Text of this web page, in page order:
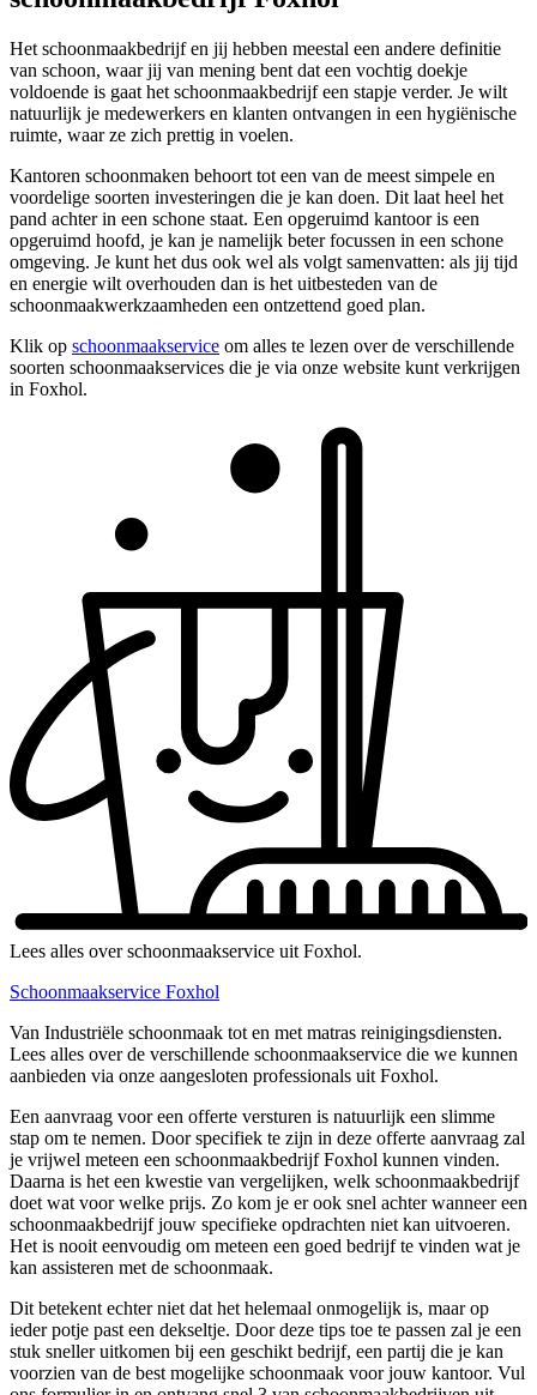
Het schoonmaakbedrijf en jij hebben meestal een andere definitie
van schoon, waar jij van mening bent dat een vochtig doekje
voldoende is gaat het schoonmaakbedrijf een stapje verder. Je wilt
natuurlijk je medewerkers en klanten ontvangen in een hygiënische
ruimte, waar ze zich prettig in voelen.
Kantoren schoonmaken behoort tot een van de meest simpele en
voordelige soorten investeringen die je kan doen. Dit laat heel het
pand achter in een schone staat. Een opgeruimd kantoor is een
opgeruimd hoofd, je kan je namelijk beter focussen in een schone
omgeving. Je kunt het dus ook wel als volgt samenvatten: als jij tijd
en energie wilt overhouden dan is het uitbesteden van de
schoonmaakwerkzaamheden een ontzettend goed plan.
Klik op schoonmaakservice om alles te lezen over de verschillende
soorten schoonmaakservices die je via onze website kunt verkrijgen
in Foxhol.
Lees alles over schoonmaakservice uit Foxhol.
Schoonmaakservice Foxhol
Van Industriële schoonmaak tot en met matras reinigingsdiensten.
Lees alles over de verschillende schoonmaakservice die we kunnen
aanbieden via onze aangesloten professionals uit Foxhol.
Een aanvraag voor een offerte versturen is natuurlijk een slimme
stap om te nemen. Door specifiek te zijn in deze offerte aanvraag zal
je vrijwel meteen een schoonmaakbedrijf Foxhol kunnen vinden.
Daarna is het een kwestie van vergelijken, welk schoonmaakbedrijf
doet wat voor welke prijs. Zo kom je er ook snel achter wanneer een
schoonmaakbedrijf jouw specifieke opdrachten niet kan uitvoeren.
Het is nooit eenvoudig om meteen een goed bedrijf te vinden wat je
kan assisteren met de schoonmaak.
Dit betekent echter niet dat het helemaal onmogelijk is, maar op
ieder potje past een dekseltje. Door deze tips toe te passen zal je een
stuk sneller uitkomen bij een geschikt bedrijf, een partij die je kan
voorzien van de best mogelijke schoonmaak voor jouw kantoor. Vul